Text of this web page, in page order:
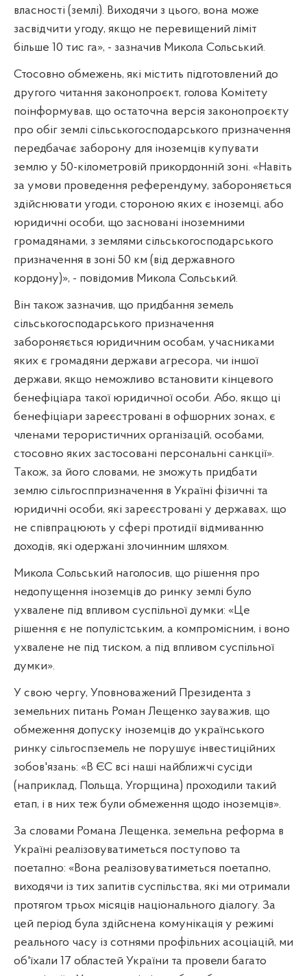
власності (землі). Виходячи з цього, вона може
засвідчити угоду, якщо не перевищений ліміт
більше 10 тис га», - зазначив Микола Сольський.
Стосовно обмежень, які містить підготовлений до
другого читання законопроєкт, голова Комітету
поінформував, що остаточна версія законопроєкту
про обіг землі сільськогосподарського призначення
передбачає заборону для іноземців купувати
землю у 50-кілометровій прикордонній зоні. «Навіть
за умови проведення референдуму, забороняється
здійснювати угоди, стороною яких є іноземці, або
юридичні особи, що засновані іноземними
громадянами, з землями сільськогосподарського
призначення в зоні 50 км (від державного
кордону)», - повідомив Микола Сольський.
Він також зазначив, що придбання земель
сільськогосподарського призначення
забороняється юридичним особам, учасниками
яких є громадяни держави агресора, чи іншої
держави, якщо неможливо встановити кінцевого
бенефіціара такої юридичної особи. Або, якщо ці
бенефіціари зареєстровані в офшорних зонах, є
членами терористичних організацій, особами,
стосовно яких застосовані персональні санкції».
Також, за його словами, не зможуть придбати
землю сільгосппризначення в Україні фізичні та
юридичні особи, які зареєстровані у державах, що
не співпрацюють у сфері протидії відмиванню
доходів, які одержані злочинним шляхом.
Микола Сольський наголосив, що рішення про
недопущення іноземців до ринку землі було
ухвалене під впливом суспільної думки: «Це
рішення є не популістським, а компромісним, і воно
ухвалене не під тиском, а під впливом суспільної
думки».
У свою чергу, Уповноважений Президента з
земельних питань Роман Лещенко зауважив, що
обмеження допуску іноземців до українського
ринку сільгоспземель не порушує інвестиційних
зобов'язань: «В ЄС всі наші найближчі сусіди
(наприклад, Польща, Угорщина) проходили такий
етап, і в них теж були обмеження щодо іноземців».
За словами Романа Лещенка, земельна реформа в
Україні реалізовуватиметься поступово та
поетапно: «Вона реалізовуватиметься поетапно,
виходячи із тих запитів суспільства, які ми отримали
протягом трьох місяців національного діалогу. За
цей період була здійснена комунікація у режимі
реального часу із сотнями профільних асоціацій, ми
об'їхали 17 областей України та провели багато